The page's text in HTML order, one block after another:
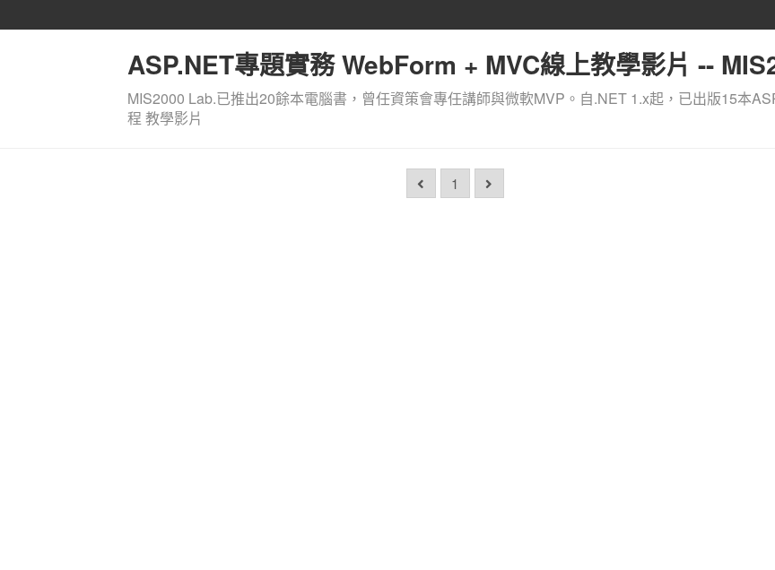
ASP.NET專題實務 WebForm + MVC線上教學影片 --
MIS2000 Lab.已推出20餘本電腦書，曾任資策會專任講師與微軟MVP。自.NET 1.x起，已出版15本
程 教學影片
1